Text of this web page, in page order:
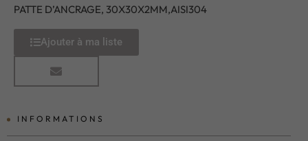
PATTE D’ANCRAGE, 30X30X2MM,AISI304
Ajouter à ma liste
INFORMATIONS